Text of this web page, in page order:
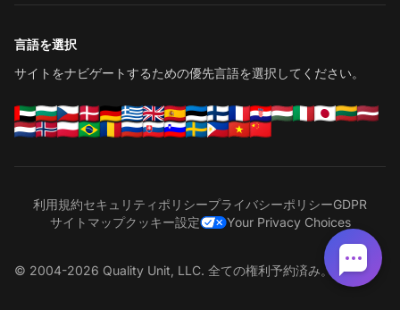
言語を選択
サイトをナビゲートするための優先言語を選択してください。
利用規約セキュリティポリシープライバシーポリシーGDPR
サイトマップクッキー設定 Your Privacy Choices
© 2004-2026 Quality Unit, LLC. 全ての権利予約済み。